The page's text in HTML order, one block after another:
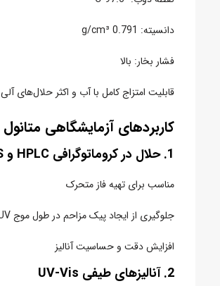
دانسیته: 0.791 g/cm³
فشار بخار: بالا
قابلیت امتزاج کامل با آب و اکثر حلال‌های آلی
کاربردهای آزمایشگاهی متانول UV:
1. حلال در کروماتوگرافی HPLC و LC-MS
مناسب برای تهیه فاز متحرک
جلوگیری از ایجاد پیک مزاحم در طول موج UV
افزایش دقت و حساسیت آنالیز
2. آنالیزهای طیفی UV-Vis